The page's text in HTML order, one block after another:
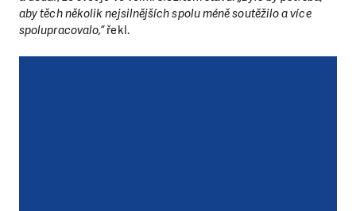
aby těch několik nejsilnějších spolu méně soutěžilo a více
spolupracovalo,“řekl.